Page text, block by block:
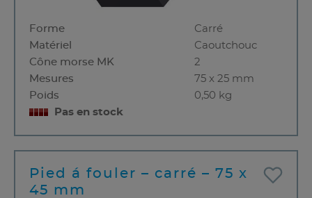
Forme
Carré
Matériel
Caoutchouc
Cône morse MK
2
Mesures
75 x 25 mm
Poids
0,50 kg
Pas en stock
Pied á fouler – carré – 75 x
45 mm